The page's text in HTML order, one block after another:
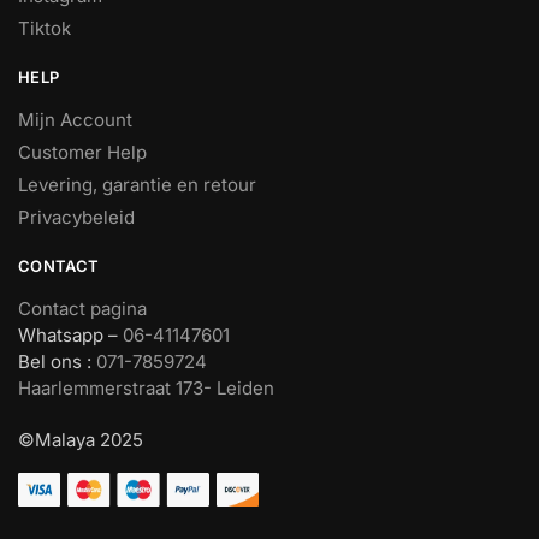
Tiktok
HELP
Mijn Account
Customer Help
Levering, garantie en retour
Privacybeleid
CONTACT
Contact pagina
Whatsapp – 06-41147601
Bel ons : 071-7859724
Haarlemmerstraat 173- Leiden
©Malaya 2025